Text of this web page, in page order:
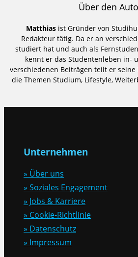
Über den
Matthias ist Gründer von
Redakteur tätig. Da er an
studiert hat und auch als
kennt er das Studentenleben in-
verschiedenen Beiträgen teilt er
die Themen Studium, Lifestyle,
Unternehmen
» Über uns
» Soziales Engagement
» Jobs & Karriere
» Cookie-Richtlinie
» Datenschutz
» Impressum